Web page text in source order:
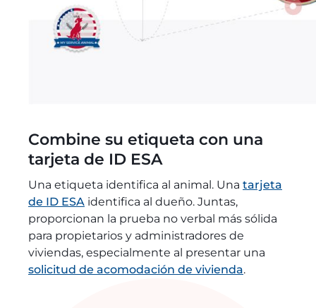
Combine su etiqueta con una
tarjeta de ID ESA
Una etiqueta identifica al animal. Una tarjeta
de ID ESA identifica al dueño. Juntas,
proporcionan la prueba no verbal más sólida
para propietarios y administradores de
viviendas, especialmente al presentar una
solicitud de acomodación de vivienda.